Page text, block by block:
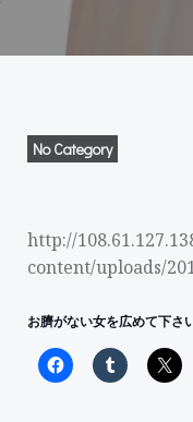
No Category
http://
content/uploads/
お臍がない女を広めて下さ